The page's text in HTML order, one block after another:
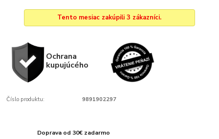
Tento mesiac zakúpili 3 zákazníci.
Ochrana
kupujúcého
Číslo produktu: 9891902297
Doprava od 30€ zadarmo